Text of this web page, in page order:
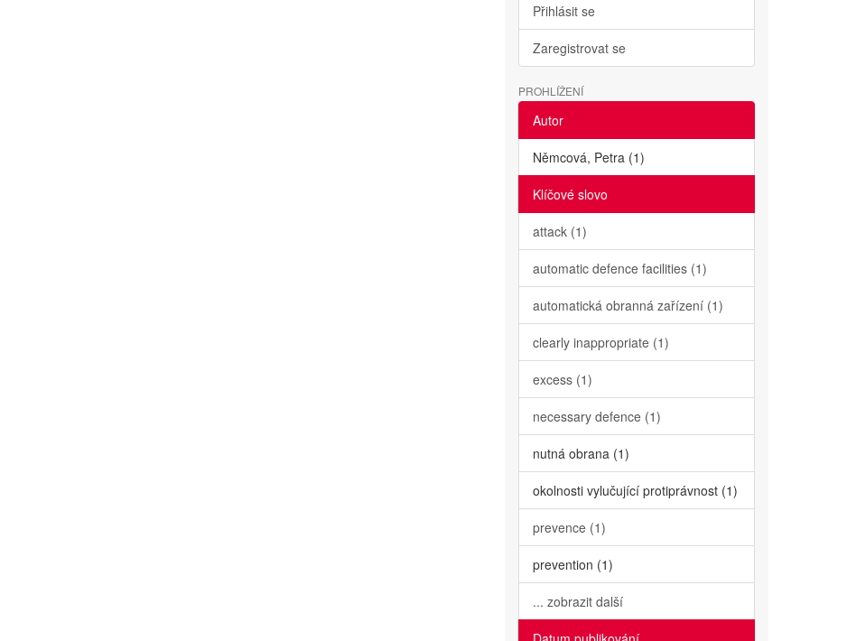
Přihlásit se
Zaregistrovat se
PROHLÍŽENÍ
Autor
Němcová, Petra (1)
Klíčové slovo
attack (1)
automatic defence facilities (1)
automatická obranná zařízení (1)
clearly inappropriate (1)
excess (1)
necessary defence (1)
nutná obrana (1)
okolnosti vylučující protiprávnost (1)
prevence (1)
prevention (1)
... zobrazit další